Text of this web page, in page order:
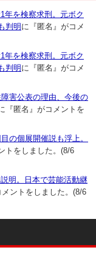
年を検察求刑。元ボク
判明 に『匿名』がコメ
年を検察求刑。元ボク
判明 に『匿名』がコメ
害公表の理由、今後の
『匿名』がコメントを
の個展開催説も浮上。
トをしました。(8/6
明。日本で芸能活動継
ントをしました。(8/6